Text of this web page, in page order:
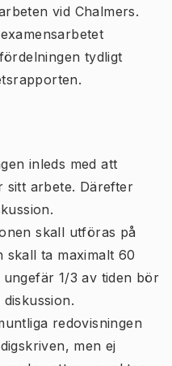
vid Chalmers.
tydligt
inleds med att
sitt arbete. Därefter
skall utföras på
skall ta maximalt 60
1/3 av tiden bör
redovisningen
men ej